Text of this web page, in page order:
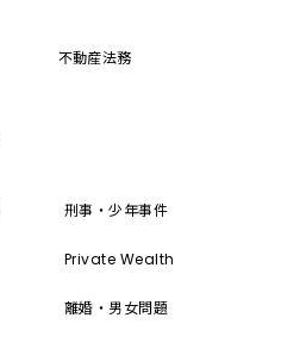
不動産法務
刑事・少年事件
Private Wealth
離婚・男女問題